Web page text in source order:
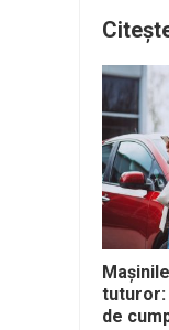
tuturor:
de